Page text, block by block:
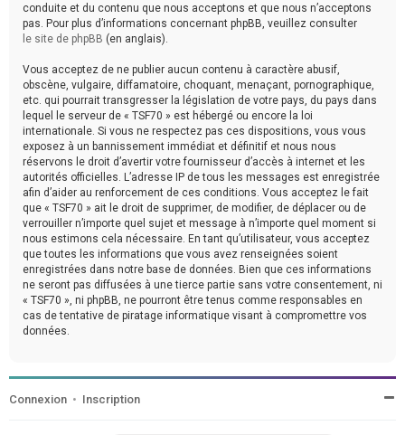
conduite et du contenu que nous acceptons et que nous n’acceptons
pas. Pour plus d’informations concernant phpBB, veuillez consulter
le site de phpBB (en anglais).
Vous acceptez de ne publier aucun contenu à caractère abusif,
obscène, vulgaire, diffamatoire, choquant, menaçant, pornographique,
etc. qui pourrait transgresser la législation de votre pays, du pays dans
lequel le serveur de « TSF70 » est hébergé ou encore la loi
internationale. Si vous ne respectez pas ces dispositions, vous vous
exposez à un bannissement immédiat et définitif et nous nous
réservons le droit d’avertir votre fournisseur d’accès à internet et les
autorités officielles. L’adresse IP de tous les messages est enregistrée
afin d’aider au renforcement de ces conditions. Vous acceptez le fait
que « TSF70 » ait le droit de supprimer, de modifier, de déplacer ou de
verrouiller n’importe quel sujet et message à n’importe quel moment si
nous estimons cela nécessaire. En tant qu’utilisateur, vous acceptez
que toutes les informations que vous avez renseignées soient
enregistrées dans notre base de données. Bien que ces informations
ne seront pas diffusées à une tierce partie sans votre consentement, ni
« TSF70 », ni phpBB, ne pourront être tenus comme responsables en
cas de tentative de piratage informatique visant à compromettre vos
données.
Connexion • Inscription